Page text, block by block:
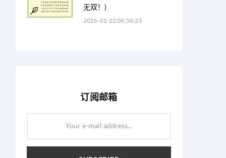
无双！)
2026-01-22 08:58:23
订阅邮箱
Your e-mail address...